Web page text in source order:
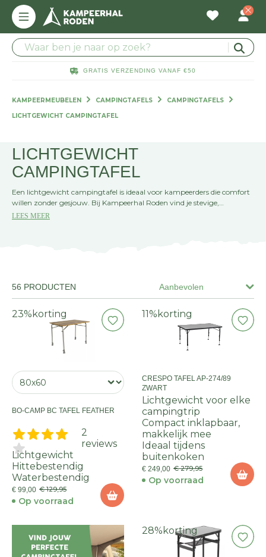
GRATIS VERZENDING VANAF €50
KAMPEERMEUBELEN CAMPINGTAFELS
CAMPINGTAFELS
LICHTGEWICHT CAMPINGTAFEL
LICHTGEWICHT
CAMPINGTAFEL
Een lichtgewicht campingtafel is ideaal voor kampeerders die comfort
willen zonder gesjouw. Bij Kampeerhal Roden vind je stevige,
compacte tafels die weinig wegen maar veel gemak bieden. Perfect
LEES MEER
Aanbevolen
56 PRODUCTEN
23% korting
BO-CAMP BC TAFEL FEATHER
2
reviews
Lichtgewicht
Hittebestendig
Waterbestendig
€ 99,00 € 129,95
Op voorraad
11% korting
CRESPO TAFEL AP-274/89
ZWART
Lichtgewicht voor elke
campingtrip
Compact inklapbaar,
makkelijk mee
Ideaal tijdens
buitenkoken
€ 249,00 € 279,95
Op voorraad
28% korting